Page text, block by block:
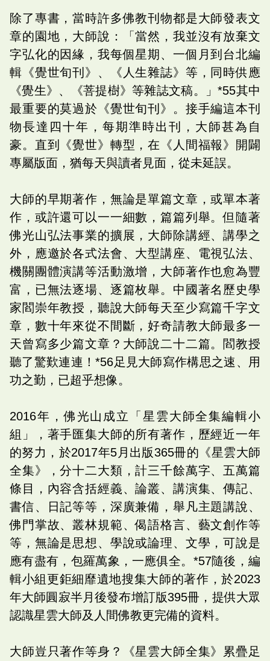
除了專書，當時許多佛教刊物都是大師發表文
章的園地，大師說：「當然，我並沒有放棄文
字弘化的因緣，我每個星期、一個月到台北編
輯《覺世旬刊》、《人生雜誌》等，同時供應
《覺生》、《菩提樹》等雜誌文稿。」*55其中
最重要的莫過於《覺世旬刊》。接手編這本刊
物長達四十年，每期準時出刊，大師甚為自
豪。直到《覺世》轉型，在《人間福報》開闢
專屬版面，猶每天與讀者見面，從未延誤。
大師的早期著作，無論是單篇文章，或單本著
作，或許還可以一一細數，篇篇列舉。但隨著
佛光山弘法事業的擴展，大師除講經、講學之
外，應邀於各式法會、大型講座、電視弘法、
機關團體演講等活動激增，大師著作也愈為豐
富，已無法逐場、逐篇枚舉。中國著名歷史學
家閻崇年教授，聽說大師每天至少寫篇千字文
章，數十年來從不間斷，好奇請教大師最多一
天曾寫多少篇文章？大師說二十二篇。閻教授
聽了驚歎連連！*56足見大師寫作構思之速、用
功之勤，已超乎想像。
2016年，佛光山成立「星雲大師全集編輯小
組」，著手匯集大師的所有著作，歷經近一年
的努力，於2017年5月出版365冊的《星雲大師
全集》，分十二大類，計三千餘萬字、五萬篇
條目，內容含括經義、論叢、講演集、傳記、
書信、日記等等，深廣兼備，舉凡主題講說、
佛門掌故、叢林規範、偈語格言、藝文創作等
等，無論是思想、學說或論理、文學，可說是
應有盡有，包羅萬象，一應俱全。*57隨後，編
輯小組更鉅細靡遺地搜集大師的著作，於2023
年大師圓寂半月後發布增訂版395冊，提供大眾
認識星雲大師及人間佛教更完備的資料。
大師豈只著作等身？《星雲大師全集》累疊足